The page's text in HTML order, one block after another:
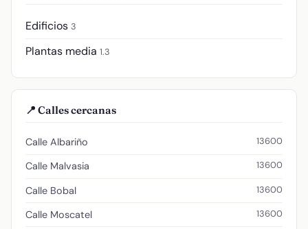
Edificios 3
Plantas media 1.3
📍 Calles cercanas
Calle Albariño 13600
Calle Malvasia 13600
Calle Bobal 13600
Calle Moscatel 13600